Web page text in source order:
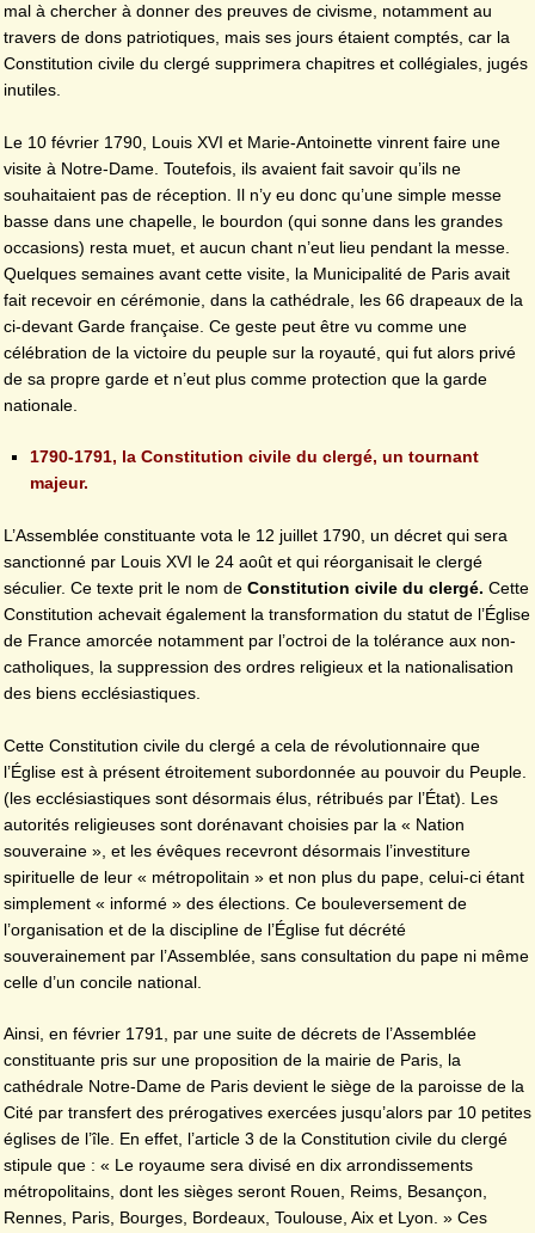
mal à chercher à donner des preuves de civisme, notamment au
travers de dons patriotiques, mais ses jours étaient comptés, car la
Constitution civile du clergé supprimera chapitres et collégiales, jugés
inutiles.
Le 10 février 1790, Louis XVI et Marie-Antoinette vinrent faire une
visite à Notre-Dame. Toutefois, ils avaient fait savoir qu’ils ne
souhaitaient pas de réception. Il n’y eu donc qu’une simple messe
basse dans une chapelle, le bourdon (qui sonne dans les grandes
occasions) resta muet, et aucun chant n’eut lieu pendant la messe.
Quelques semaines avant cette visite, la Municipalité de Paris avait
fait recevoir en cérémonie, dans la cathédrale, les 66 drapeaux de la
ci-devant Garde française. Ce geste peut être vu comme une
célébration de la victoire du peuple sur la royauté, qui fut alors privé
de sa propre garde et n’eut plus comme protection que la garde
nationale.
1790-1791, la Constitution civile du clergé, un tournant
majeur.
L’Assemblée constituante vota le 12 juillet 1790, un décret qui sera
sanctionné par Louis XVI le 24 août et qui réorganisait le clergé
séculier. Ce texte prit le nom de Constitution civile du clergé. Cette
Constitution achevait également la transformation du statut de l’Église
de France amorcée notamment par l’octroi de la tolérance aux non-
catholiques, la suppression des ordres religieux et la nationalisation
des biens ecclésiastiques.
Cette Constitution civile du clergé a cela de révolutionnaire que
l’Église est à présent étroitement subordonnée au pouvoir du Peuple.
(les ecclésiastiques sont désormais élus, rétribués par l’État). Les
autorités religieuses sont dorénavant choisies par la « Nation
souveraine », et les évêques recevront désormais l’investiture
spirituelle de leur « métropolitain » et non plus du pape, celui-ci étant
simplement « informé » des élections. Ce bouleversement de
l’organisation et de la discipline de l’Église fut décrété
souverainement par l’Assemblée, sans consultation du pape ni même
celle d’un concile national.
Ainsi, en février 1791, par une suite de décrets de l’Assemblée
constituante pris sur une proposition de la mairie de Paris, la
cathédrale Notre-Dame de Paris devient le siège de la paroisse de la
Cité par transfert des prérogatives exercées jusqu’alors par 10 petites
églises de l’île. En effet, l’article 3 de la Constitution civile du clergé
stipule que : « Le royaume sera divisé en dix arrondissements
métropolitains, dont les sièges seront Rouen, Reims, Besançon,
Rennes, Paris, Bourges, Bordeaux, Toulouse, Aix et Lyon. » Ces